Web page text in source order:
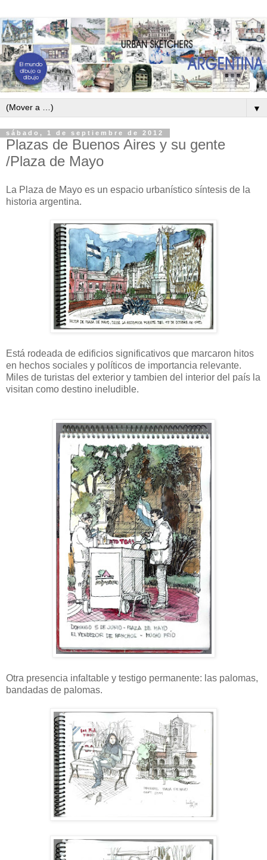
▼
sábado, 1 de septiembre de 2012
Plazas de Buenos Aires y su gente
/Plaza de Mayo
La Plaza de Mayo es un espacio urbanístico síntesis de la
historia argentina.
Está rodeada de edificios significativos que marcaron hitos
en hechos sociales y políticos de importancia relevante.
Miles de turistas del exterior y tambien del interior del país la
visitan como destino ineludible.
Otra presencia infaltable y testigo permanente: las palomas,
bandadas de palomas.